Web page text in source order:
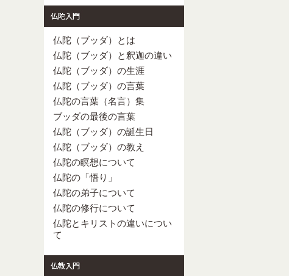
仏陀（ブッダ）とは
仏陀（ブッダ）と釈迦の違い
仏陀（ブッダ）の生涯
仏陀（ブッダ）の言葉
仏陀の言葉（名言）集
ブッダの最後の言葉
仏陀（ブッダ）の誕生日
仏陀（ブッダ）の教え
仏陀の瞑想について
仏陀の「悟り」
仏陀の弟子について
仏陀の修行について
仏陀とキリストの違いについ
て